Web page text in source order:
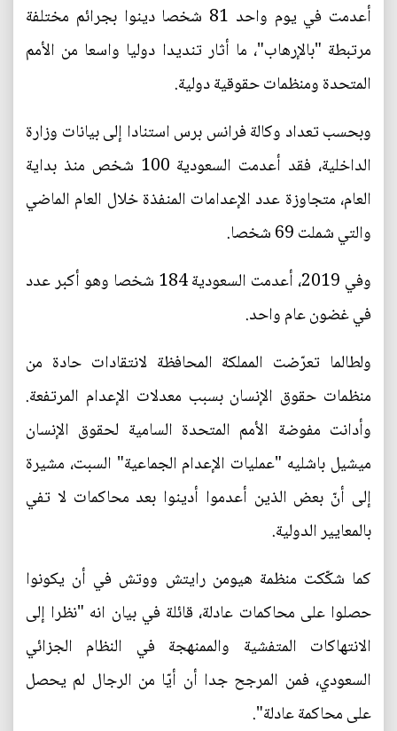
أعدمت في يوم واحد 81 شخصا دينوا بجرائم مختلفة
مرتبطة "بالإرهاب"، ما أثار تنديدا دوليا واسعا من الأمم
المتحدة ومنظمات حقوقية دولية.
وبحسب تعداد وكالة فرانس برس استنادا إلى بيانات وزارة
الداخلية، فقد أعدمت السعودية 100 شخص منذ بداية
العام، متجاوزة عدد الإعدامات المنفذة خلال العام الماضي
والتي شملت 69 شخصا.
وفي 2019، أعدمت السعودية 184 شخصا وهو أكبر عدد
في غضون عام واحد.
ولطالما تعرّضت المملكة المحافظة لانتقادات حادة من
منظمات حقوق الإنسان بسبب معدلات الإعدام المرتفعة.
وأدانت مفوضة الأمم المتحدة السامية لحقوق الإنسان
ميشيل باشليه "عمليات الإعدام الجماعية" السبت، مشيرة
إلى أنّ بعض الذين أعدموا أدينوا بعد محاكمات لا تفي
بالمعايير الدولية.
كما شكّكت منظمة هيومن رايتش ووتش في أن يكونوا
حصلوا على محاكمات عادلة، قائلة في بيان انه "نظرا إلى
الانتهاكات المتفشية والممنهجة في النظام الجزائي
السعودي، فمن المرجح جدا أن أيّا من الرجال لم يحصل
على محاكمة عادلة".